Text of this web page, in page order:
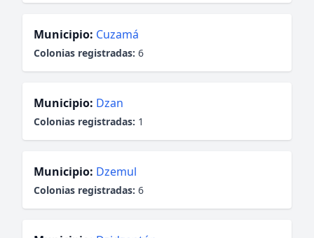
Municipio: Cuzamá
Colonias registradas: 6
Municipio: Dzan
Colonias registradas: 1
Municipio: Dzemul
Colonias registradas: 6